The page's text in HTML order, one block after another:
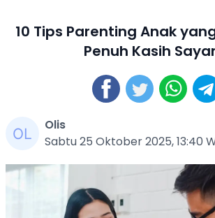
10 Tips Parenting Anak
Penuh Kasih
Olis
Sabtu 25 Oktober 2025, 13:40